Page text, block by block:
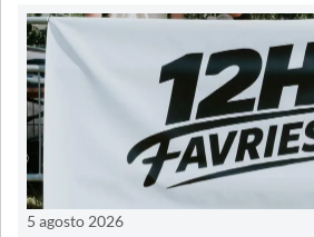
5 agosto 2026